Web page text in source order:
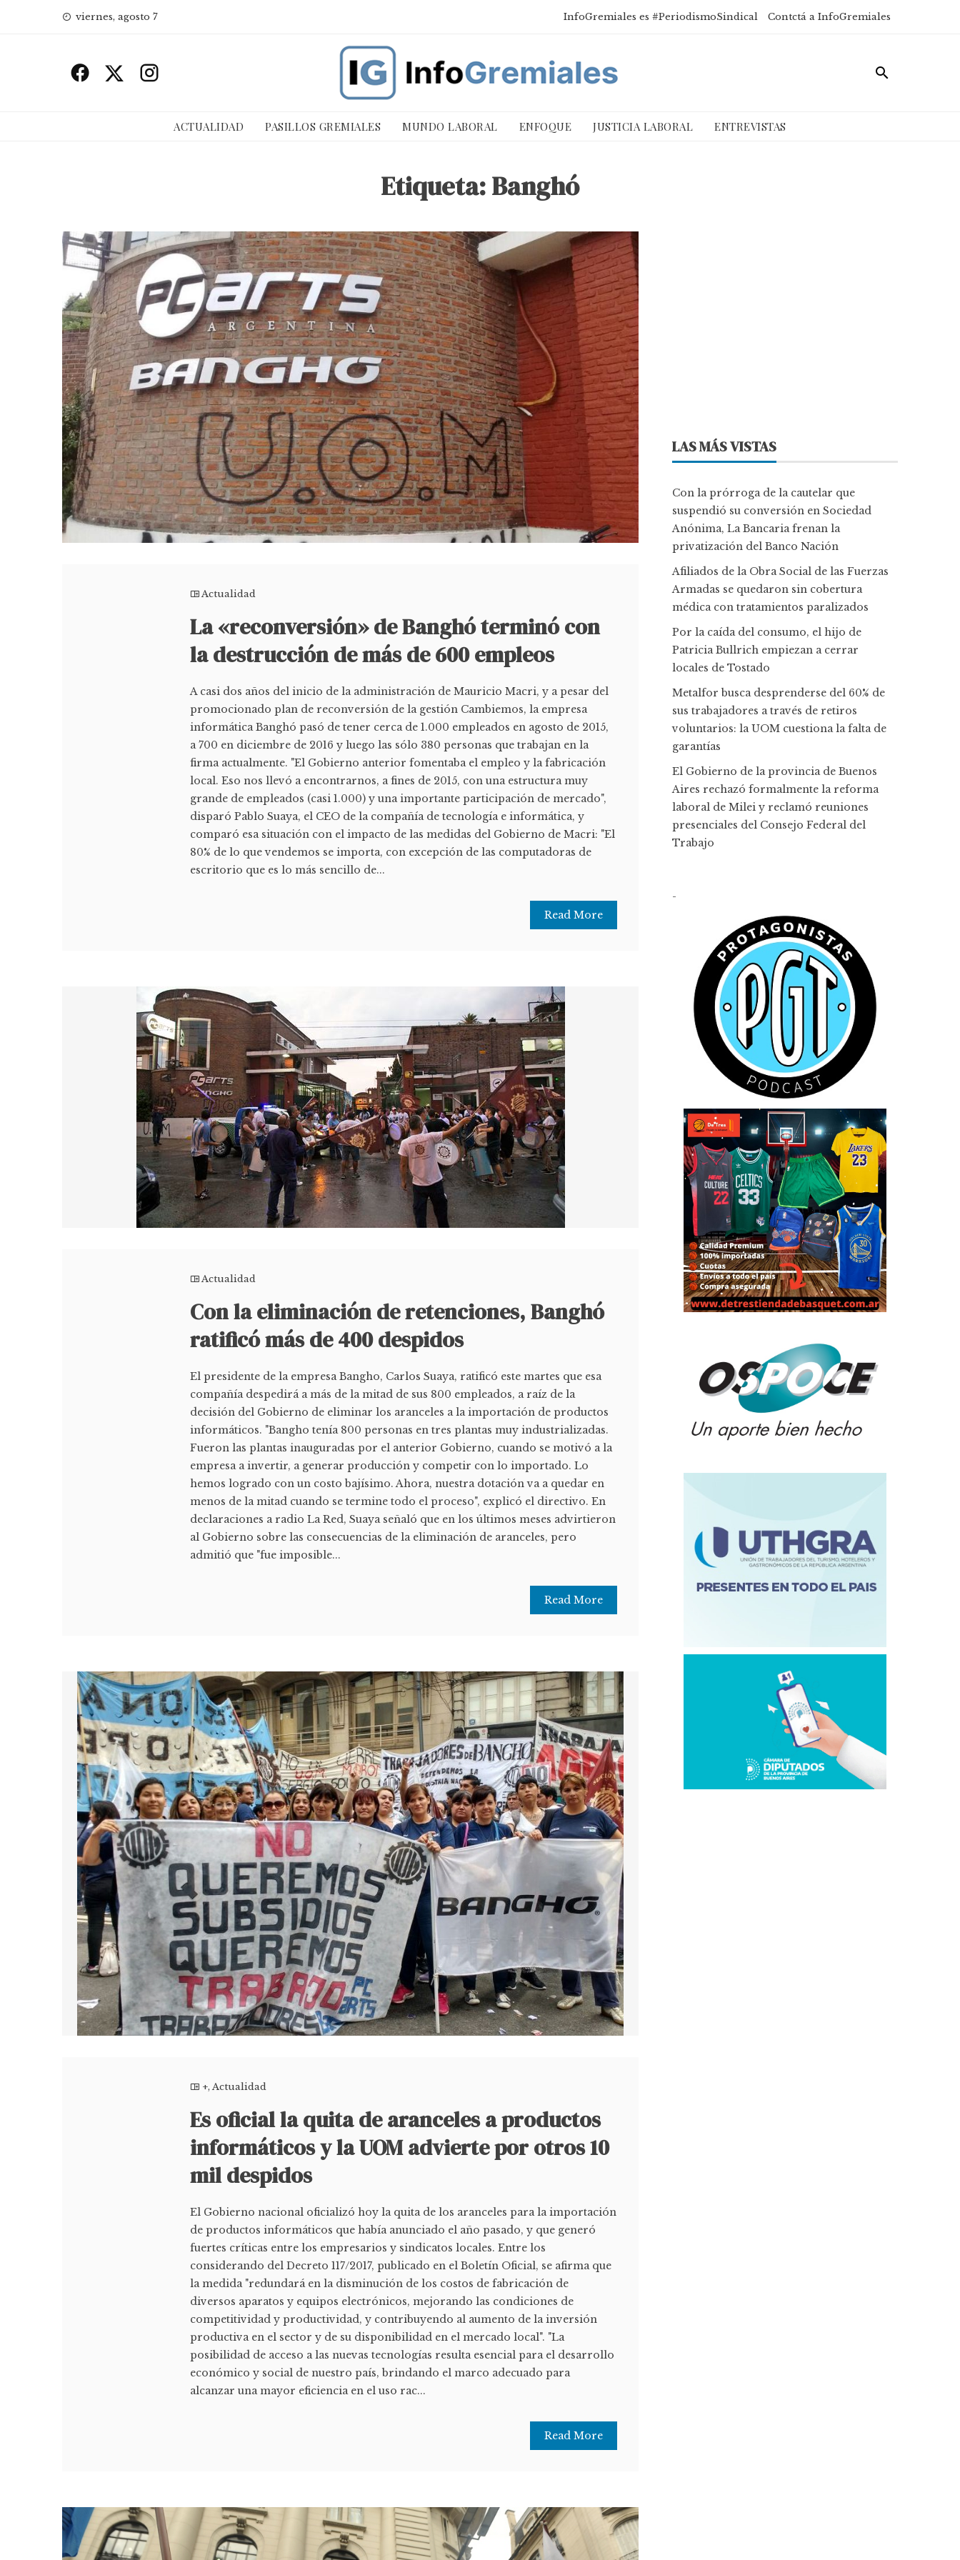
viernes, agosto 7 InfoGremiales es #PeriodismoSindical Contctá a InfoGremiales
ACTUALIDAD PASILLOS GREMIALES MUNDO LABORAL ENFOQUE JUSTICIA LABORAL ENTREVISTAS
Etiqueta:Banghó
Actualidad
La «reconversión» de Banghó terminó con
la destrucción de más de 600 empleos
A casi dos años del inicio de la administración de Mauricio Macri, y a pesar del
promocionado plan de reconversión de la gestión Cambiemos, la empresa
informática Banghó pasó de tener cerca de 1.000 empleados en agosto de 2015,
a 700 en diciembre de 2016 y luego las sólo 380 personas que trabajan en la
firma actualmente. "El Gobierno anterior fomentaba el empleo y la fabricación
local. Eso nos llevó a encontrarnos, a fines de 2015, con una estructura muy
grande de empleados (casi 1.000) y una importante participación de mercado",
disparó Pablo Suaya, el CEO de la compañía de tecnología e informática, y
comparó esa situación con el impacto de las medidas del Gobierno de Macri: "El
80% de lo que vendemos se importa, con excepción de las computadoras de
escritorio que es lo más sencillo de...
Read More
Actualidad
Con la eliminación de retenciones, Banghó
ratificó más de 400 despidos
El presidente de la empresa Bangho, Carlos Suaya, ratificó este martes que esa
compañía despedirá a más de la mitad de sus 800 empleados, a raíz de la
decisión del Gobierno de eliminar los aranceles a la importación de productos
informáticos. "Bangho tenía 800 personas en tres plantas muy industrializadas.
Fueron las plantas inauguradas por el anterior Gobierno, cuando se motivó a la
empresa a invertir, a generar producción y competir con lo importado. Lo
hemos logrado con un costo bajísimo. Ahora, nuestra dotación va a quedar en
menos de la mitad cuando se termine todo el proceso", explicó el directivo. En
declaraciones a radio La Red, Suaya señaló que en los últimos meses advirtieron
al Gobierno sobre las consecuencias de la eliminación de aranceles, pero
admitió que "fue imposible...
Read More
+,Actualidad
Es oficial la quita de aranceles a productos
informáticos y la UOM advierte por otros 10
mil despidos
El Gobierno nacional oficializó hoy la quita de los aranceles para la importación
de productos informáticos que había anunciado el año pasado, y que generó
fuertes críticas entre los empresarios y sindicatos locales. Entre los
considerando del Decreto 117/2017, publicado en el Boletín Oficial, se afirma que
la medida "redundará en la disminución de los costos de fabricación de
diversos aparatos y equipos electrónicos, mejorando las condiciones de
competitividad y productividad, y contribuyendo al aumento de la inversión
productiva en el sector y de su disponibilidad en el mercado local". "La
posibilidad de acceso a las nuevas tecnologías resulta esencial para el desarrollo
económico y social de nuestro país, brindando el marco adecuado para
alcanzar una mayor eficiencia en el uso rac...
Read More
LAS MÁS VISTAS
Con la prórroga de la cautelar que
suspendió su conversión en Sociedad
Anónima, La Bancaria frenan la
privatización del Banco Nación
Afiliados de la Obra Social de las Fuerzas
Armadas se quedaron sin cobertura
médica con tratamientos paralizados
Por la caída del consumo, el hijo de
Patricia Bullrich empiezan a cerrar
locales de Tostado
Metalfor busca desprenderse del 60% de
sus trabajadores a través de retiros
voluntarios: la UOM cuestiona la falta de
garantías
El Gobierno de la provincia de Buenos
Aires rechazó formalmente la reforma
laboral de Milei y reclamó reuniones
presenciales del Consejo Federal del
Trabajo
-